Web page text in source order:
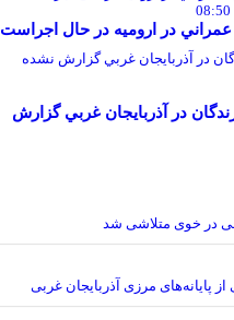
در آذربايجان غربي گزارش
در خوی متلاشی شد